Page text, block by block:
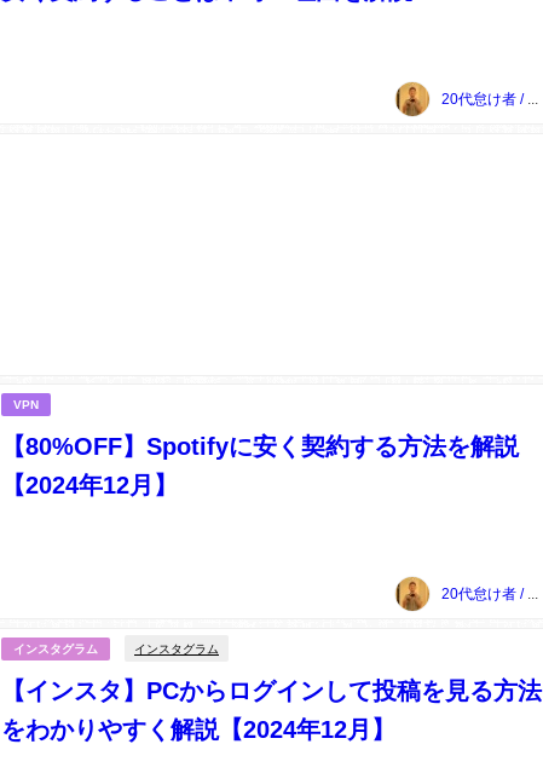
VPN
【80%OFF】Spotifyに安く契約する方法を解説
【2024年12月】
インスタグラム インスタグラム
【インスタ】PCからログインして投稿を見る方法
をわかりやすく解説【2024年12月】